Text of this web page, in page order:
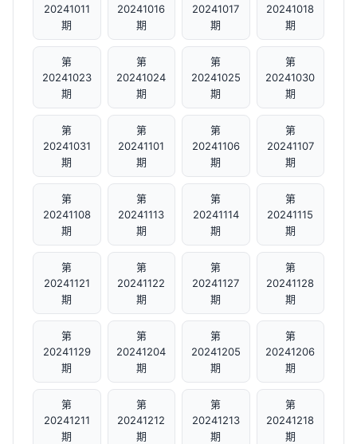
20241011
期
20241016
期
20241017
期
20241018
期
第
20241023
期
第
20241024
期
第
20241025
期
第
20241030
期
第
20241031
期
第
20241101
期
第
20241106
期
第
20241107
期
第
20241108
期
第
20241113
期
第
20241114
期
第
20241115
期
第
20241121
期
第
20241122
期
第
20241127
期
第
20241128
期
第
20241129
期
第
20241204
期
第
20241205
期
第
20241206
期
第
20241211
期
第
20241212
期
第
20241213
期
第
20241218
期